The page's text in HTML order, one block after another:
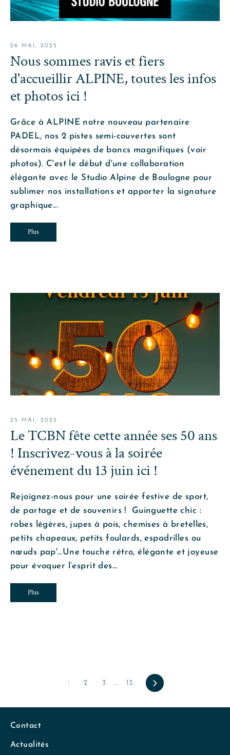
26 MAI, 2025
Nous sommes ravis et fiers
d'accueillir ALPINE, toutes les infos
et photos ici !
Grâce à ALPINE notre nouveau partenaire
PADEL, nos 2 pistes semi-couvertes sont
désormais équipées de bancs magnifiques (voir
photos). C'est le début d'une collaboration
élégante avec le Studio Alpine de Boulogne pour
sublimer nos installations et apporter la signature
graphique...
Plus
25 MAI, 2025
Le TCBN fête cette année ses 50 ans
! Inscrivez-vous à la soirée
événement du 13 juin ici !
Rejoignez-nous pour une soirée festive de sport,
de partage et de souvenirs ! Guinguette chic :
robes légères, jupes à pois, chemises à bretelles,
petits chapeaux, petits foulards, espadrilles ou
nœuds pap'…Une touche rétro, élégante et joyeuse
pour évoquer l’esprit des...
Plus
1 2 3 … 13 Suivant
Contact
Actualités